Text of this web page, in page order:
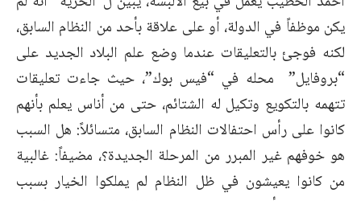
يكن موظفاً في الدولة، أو على علاقة بأحد من النظام السابق،
لكنه فوجئ بالتعليقات عندما وضع علم البلاد الجديد على
“بروفايل” محله في “فيس بوك”، حيث جاءت تعليقات
تتهمه بالتكويع وتكيل له الشتائم، حتى من أناس يعلم بأنهم
كانوا على رأس احتفالات النظام السابق، متسائلاً: هل السبب
هو خوفهم غير المبرر من المرحلة الجديدة؟، مضيفاً: غالبية
من كانوا يعيشون في ظل النظام لم يملكوا الخيار بسبب